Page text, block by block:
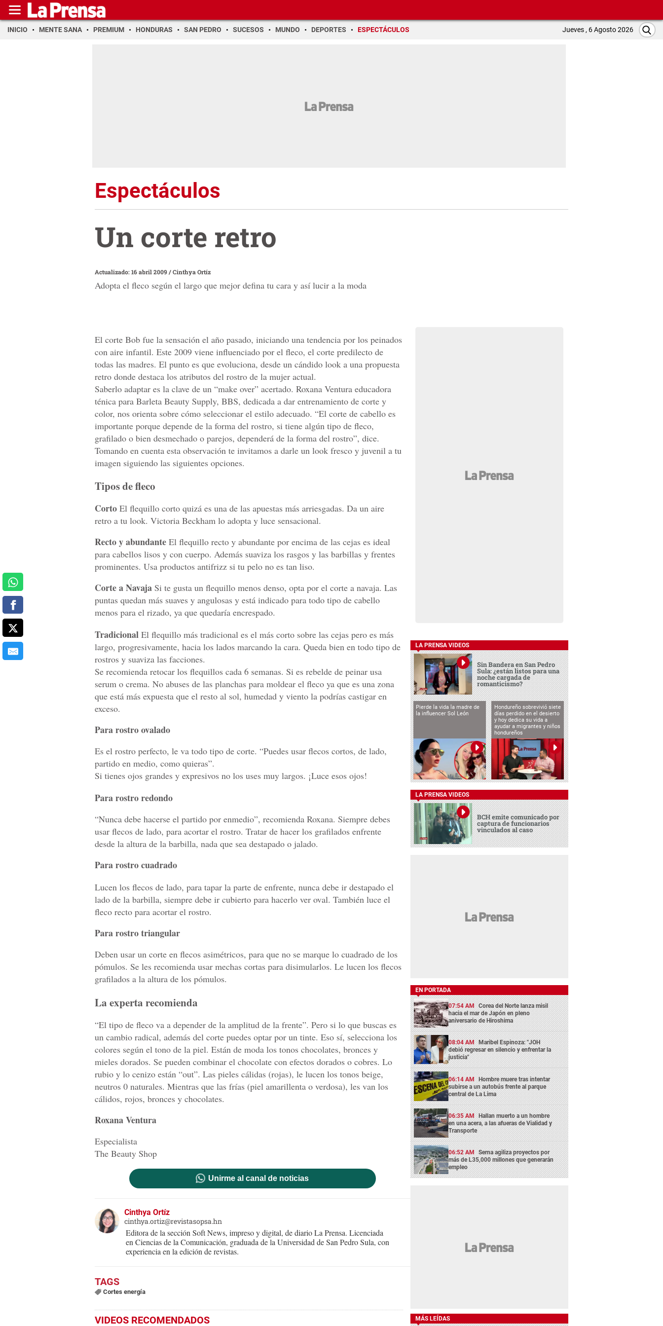
INICIO MENTE SANA PREMIUM HONDURAS SAN PEDRO SUCESOS MUNDO DEPORTES ESPECTÁCULOS Jueves , 6 Agosto 2026
Espectáculos
Un corte retro
Actualizado: 16 abril 2009/Cinthya Ortíz
Adopta el fleco según el largo que mejor defina tu cara y así lucir a la moda
El corte Bob fue la sensación el año pasado, iniciando una tendencia por los peinados
con aire infantil. Este 2009 viene influenciado por el fleco, el corte predilecto de
todas las madres. El punto es que evoluciona, desde un cándido look a una propuesta
retro donde destaca los atributos del rostro de la mujer actual.
Saberlo adaptar es la clave de un “make over” acertado. Roxana Ventura educadora
ténica para Barleta Beauty Supply, BBS, dedicada a dar entrenamiento de corte y
color, nos orienta sobre cómo seleccionar el estilo adecuado. “El corte de cabello es
importante porque depende de la forma del rostro, si tiene algún tipo de fleco,
grafilado o bien desmechado o parejos, dependerá de la forma del rostro”, dice.
Tomando en cuenta esta observación te invitamos a darle un look fresco y juvenil a tu
imagen siguiendo las siguientes opciones.
Tipos de fleco
Corto El flequillo corto quizá es una de las apuestas más arriesgadas. Da un aire
retro a tu look. Victoria Beckham lo adopta y luce sensacional.
Recto y abundante El flequillo recto y abundante por encima de las cejas es ideal
para cabellos lisos y con cuerpo. Además suaviza los rasgos y las barbillas y frentes
prominentes. Usa productos antifrizz si tu pelo no es tan liso.
Corte a Navaja Si te gusta un flequillo menos denso, opta por el corte a navaja. Las
puntas quedan más suaves y angulosas y está indicado para todo tipo de cabello
menos para el rizado, ya que quedaría encrespado.
Tradicional El flequillo más tradicional es el más corto sobre las cejas pero es más
largo, progresivamente, hacia los lados marcando la cara. Queda bien en todo tipo de
rostros y suaviza las facciones.
Se recomienda retocar los flequillos cada 6 semanas. Si es rebelde de peinar usa
serum o crema. No abuses de las planchas para moldear el fleco ya que es una zona
que está más expuesta que el resto al sol, humedad y viento la podrías castigar en
exceso.
Para rostro ovalado
Es el rostro perfecto, le va todo tipo de corte. “Puedes usar flecos cortos, de lado,
partido en medio, como quieras”.
Si tienes ojos grandes y expresivos no los uses muy largos. ¡Luce esos ojos!
Para rostro redondo
“Nunca debe hacerse el partido por enmedio”, recomienda Roxana. Siempre debes
usar flecos de lado, para acortar el rostro. Tratar de hacer los grafilados enfrente
desde la altura de la barbilla, nada que sea destapado o jalado.
Para rostro cuadrado
Lucen los flecos de lado, para tapar la parte de enfrente, nunca debe ir destapado el
lado de la barbilla, siempre debe ir cubierto para hacerlo ver oval. También luce el
fleco recto para acortar el rostro.
Para rostro triangular
Deben usar un corte en flecos asimétricos, para que no se marque lo cuadrado de los
pómulos. Se les recomienda usar mechas cortas para disimularlos. Le lucen los flecos
grafilados a la altura de los pómulos.
La experta recomienda
“El tipo de fleco va a depender de la amplitud de la frente”. Pero si lo que buscas es
un cambio radical, además del corte puedes optar por un tinte. Eso sí, selecciona los
colores según el tono de la piel. Están de moda los tonos chocolates, bronces y
mieles dorados. Se pueden combinar el chocolate con efectos dorados o cobres. Lo
rubio y lo cenizo están “out”. Las pieles cálidas (rojas), le lucen los tonos beige,
neutros 0 naturales. Mientras que las frías (piel amarillenta o verdosa), les van los
cálidos, rojos, bronces y chocolates.
Roxana Ventura
Especialista
The Beauty Shop
Unirme al canal de noticias
Cinthya Ortíz
cinthya.ortiz@revistasopsa.hn
Editora de la sección Soft News, impreso y digital, de diario La Prensa. Licenciada
en Ciencias de la Comunicación, graduada de la Universidad de San Pedro Sula, con
experiencia en la edición de revistas.
Cortes energía
VIDEOS RECOMENDADOS
LA PRENSA VIDEOS
Sin Bandera en San Pedro
Sula: ¿están listos para una
noche cargada de
romanticismo?
Pierde la vida la madre de
la influencer Sol León
Hondureño sobrevivió siete
días perdido en el desierto
y hoy dedica su vida a
ayudar a migrantes y niños
hondureños
LA PRENSA VIDEOS
BCH emite comunicado por
captura de funcionarios
vinculados al caso
EN PORTADA
07:54 AM Corea del Norte lanza misil
hacia el mar de Japón en pleno
aniversario de Hiroshima
08:04 AM Maribel Espinoza: "JOH
debió regresar en silencio y enfrentar la
justicia"
06:14 AM Hombre muere tras intentar
subirse a un autobús frente al parque
central de La Lima
06:35 AM Hallan muerto a un hombre
en una acera, a las afueras de Vialidad y
Transporte
06:52 AM Serna agiliza proyectos por
más de L35,000 millones que generarán
empleo
MÁS LEÍDAS